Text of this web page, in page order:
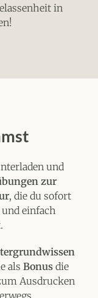
in
und
zur
, die du sofort
einfach
als Bonus die
Ausdrucken